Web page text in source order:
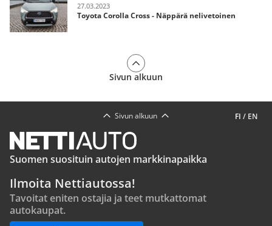
27.03.2023
Toyota Corolla Cross - Näppärä nelivetoinen
Sivun alkuun
FI / EN
Sivun alkuun
Suomen suosituin autojen markkinapaikka
Ilmoita Nettiautossa!
Tavoitat eniten ostajia ja teet mutkattomat
autokaupat.